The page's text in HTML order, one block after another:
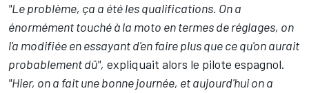
"Le problème, ça a été les qualifications. On a
énormément touché à la moto en termes de réglages, on
l'a modifiée en essayant d'en faire plus que ce qu'on aurait
probablement dû", expliquait alors le pilote espagnol.
"Hier, on a fait une bonne journée, et aujourd'hui on a